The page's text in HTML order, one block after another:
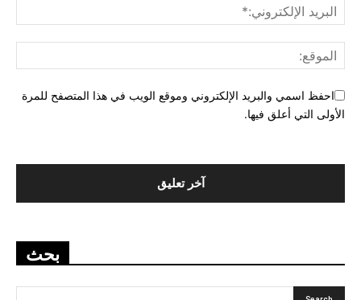
احفظ اسمي والبريد الإلكتروني وموقع الويب في هذا المتصفح للمرة
الأولى التي أعلق فيها.
بحث